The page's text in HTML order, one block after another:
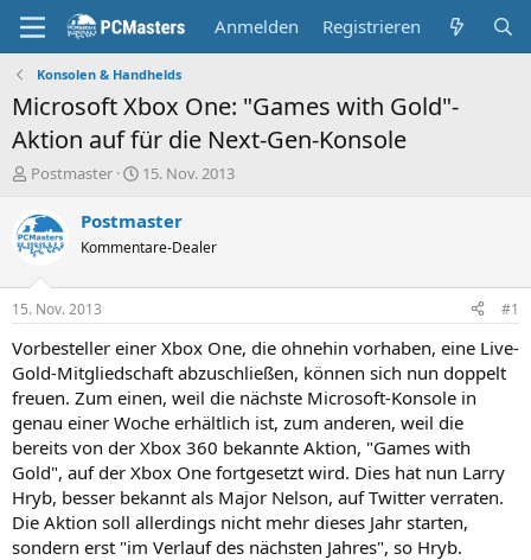
Anmelden Registrieren
Konsolen & Handhelds
Microsoft Xbox One: "Games with Gold"-
Aktion auf für die Next-Gen-Konsole
E
s
t
e
e
r
Postmaster
E
s
e
t
a
m
15. Nov. 2013
Postmaster
Kommentare-Dealer
15. Nov. 2013 #1
Vorbesteller einer Xbox One, die ohnehin vorhaben, eine Live-
Gold-Mitgliedschaft abzuschließen, können sich nun doppelt
freuen. Zum einen, weil die nächste Microsoft-Konsole in
genau einer Woche erhältlich ist, zum anderen, weil die
bereits von der Xbox 360 bekannte Aktion, "Games with
Gold", auf der Xbox One fortgesetzt wird. Dies hat nun Larry
Hryb, besser bekannt als Major Nelson, auf Twitter verraten.
Die Aktion soll allerdings nicht mehr dieses Jahr starten,
sondern erst "im Verlauf des nächsten Jahres", so Hryb.